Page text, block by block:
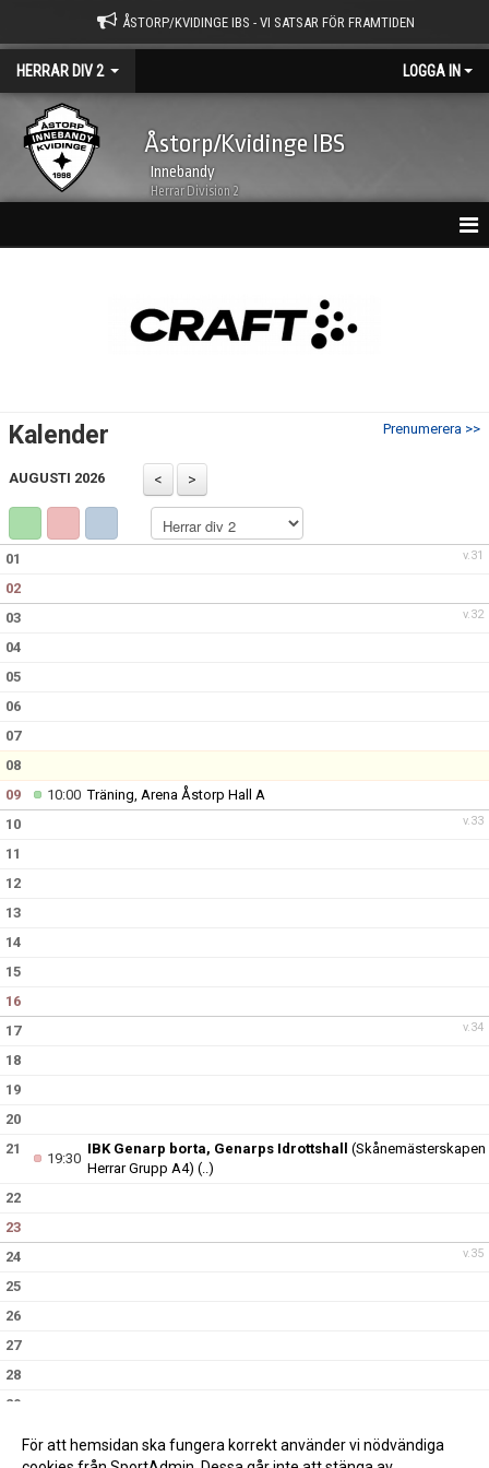
ÅSTORP/KVIDINGE IBS - VI SATSAR FÖR FRAMTIDEN
HERRAR DIV 2 LOGGA IN
Åstorp/Kvidinge IBS
Innebandy
Herrar Division 2
BILDGALLERI
DOKUMENT
KONTAKT
Prenumerera >>
Kalender
AUGUSTI 2026
v.31
01
02
v.32
03
04
05
06
07
08
09
10:00Träning, Arena Åstorp Hall A
v.33
10
11
12
13
14
15
16
v.34
17
18
19
20
21
19:30
IBK Genarp borta, Genarps Idrottshall
(Skånemästerskapen
Herrar Grupp A4) (..)
22
23
v.35
24
25
26
27
28
29
För att hemsidan ska fungera korrekt använder vi nödvändiga